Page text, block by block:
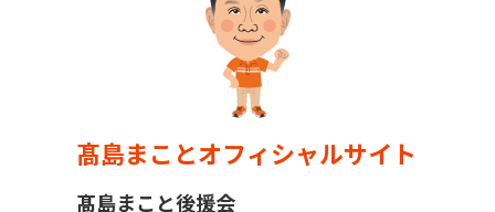
髙島まことオフィシャルサイト
髙島まこと後援会